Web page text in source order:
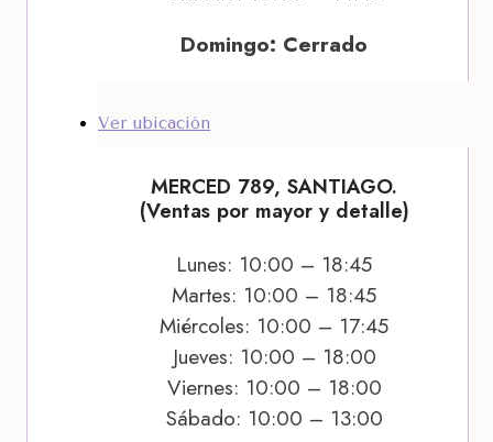
Domingo: Cerrado
Ver ubicación
MERCED 789, SANTIAGO.
(Ventas por mayor y detalle)
Lunes: 10:00 – 18:45
Martes: 10:00 – 18:45
Miércoles: 10:00 – 17:45
Jueves: 10:00 – 18:00
Viernes: 10:00 – 18:00
Sábado: 10:00 – 13:00